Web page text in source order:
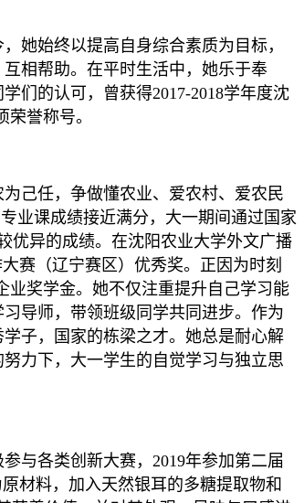
她始终以提高自身综合素质为目标，
相帮助。在平时生活中，她乐于奉
们的认可，曾获得2017-2018学年度沈
誉称号。
己任，争做懂农业、爱农村、爱农民
业课成绩接近满分，大一期间通过国家
优异的成绩。在沈阳农业大学外文广播
赛（辽宁赛区）优秀奖。正因为时刻
业奖学金。她不仅注重提升自己学习能
导师，带领班级同学共同进步。作为
子，国家的栋梁之才。她总是耐心解
力下，大一学生的自觉学习与独立思
与各类创新大赛，2019年参加第二届
材料，加入天然银耳的多糖提取物和